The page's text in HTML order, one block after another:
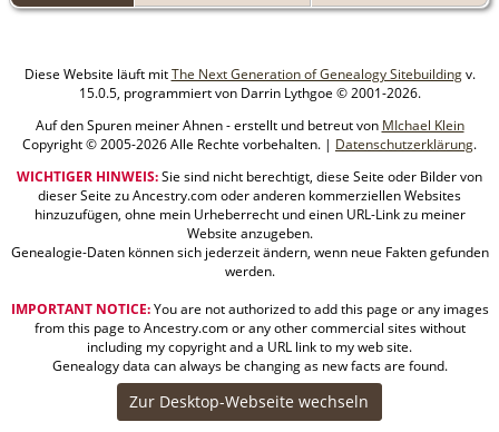
Diese Website läuft mitThe Next Generation of Genealogy Sitebuildingv.
15.0.5, programmiert von Darrin Lythgoe © 2001-2026.
Auf den Spuren meiner Ahnen - erstellt und betreut von MIchael Klein
Copyright © 2005-2026 Alle Rechte vorbehalten. | Datenschutzerklärung.
WICHTIGER HINWEIS:Sie sind nicht berechtigt, diese Seite oder Bilder von
dieser Seite zu Ancestry.com oder anderen kommerziellen Websites
hinzuzufügen, ohne mein Urheberrecht und einen URL-Link zu meiner
Website anzugeben.
Genealogie-Daten können sich jederzeit ändern, wenn neue Fakten gefunden
werden.
IMPORTANT NOTICE:You are not authorized to add this page or any images
from this page to Ancestry.com or any other commercial sites without
including my copyright and a URL link to my web site.
Genealogy data can always be changing as new facts are found.
Zur Desktop-Webseite wechseln